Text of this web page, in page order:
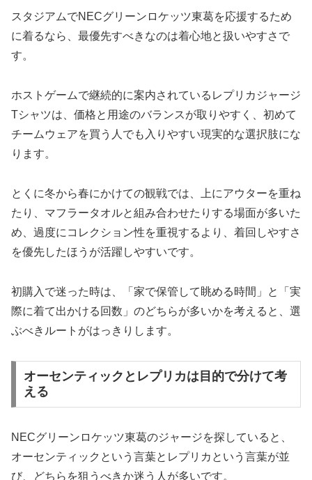
スタジアムでNECグリーンロケッツ東葛を応援するため
に着るなら、最優先すべきなのは着心地と扱いやすさで
す。
ホストゲームで継続的に案内されているレプリカジャージ
Tシャツは、価格と用途のバランスが取りやすく、初めて
チームウェアを買う人でも入りやすい現実的な選択肢にな
ります。
とくに冬から春にかけての観戦では、上にアウターを重ね
たり、マフラータオルと組み合わせたりする場面が多いた
め、過度にコレクション性を重視するより、着回しやすさ
を優先したほうが活躍しやすいです。
初購入で迷った時は、「家で保管して眺める時間」と「実
際に着て出かける回数」のどちらが多いかを考えると、選
ぶべきルートがはっきりします。
オーセンティックとレプリカは目的で分けて考
える
NECグリーンロケッツ東葛のジャージを探していると、
オーセンティックという言葉とレプリカという言葉が並
び、どちらを狙うべきか迷う人が多いです。